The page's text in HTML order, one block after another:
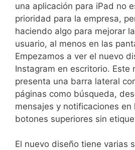
una aplicación para iPad no
prioridad para la empresa,
haciendo algo para mejorar
usuario, al menos en las
Empezamos a ver el nuevo
Instagram en escritorio. Este
presenta una barra lateral
páginas como búsqueda,
mensajes y notificaciones en
botones superiores sin
El nuevo diseño tiene varias